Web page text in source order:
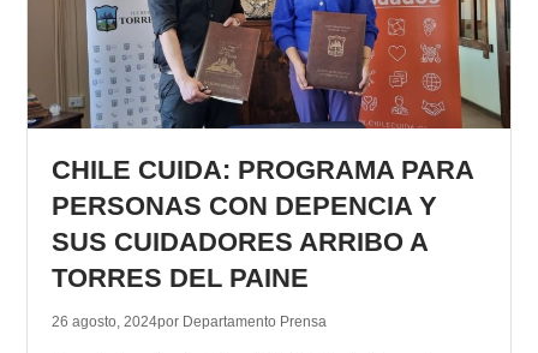
GALERIA DE FOTOS
APP MÓVIL
CHILE CUIDA: PROGRAMA PARA
PERSONAS CON DEPENCIA Y
SUS CUIDADORES ARRIBO A
TORRES DEL PAINE
26 agosto, 2024por Departamento Prensa